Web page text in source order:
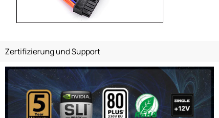
Zertifizierung und Support